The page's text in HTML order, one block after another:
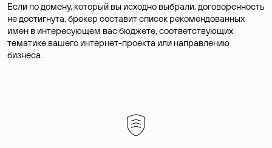
Если по домену, который вы исходно выбрали, договоренность
не достигнута, брокер составит список рекомендованных
имен в интересующем вас бюджете, соответствующих
тематике вашего интернет-проекта или направлению
бизнеса.